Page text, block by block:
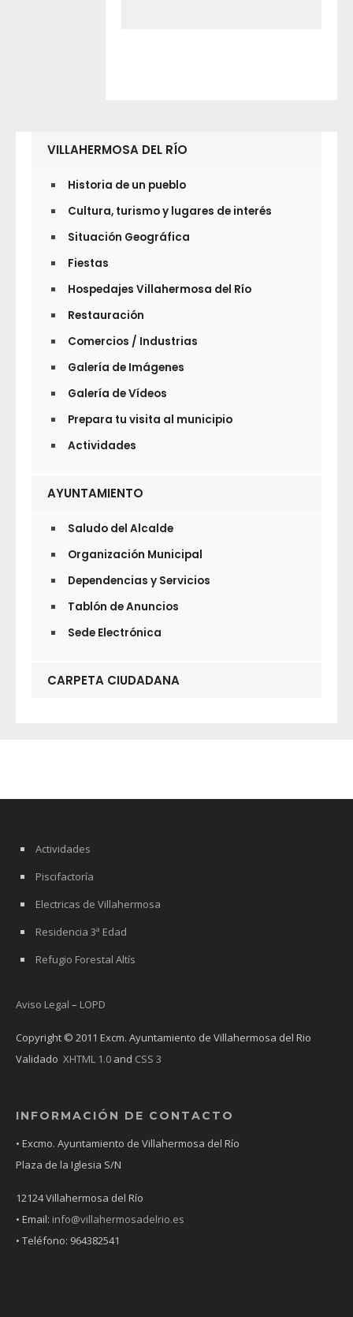
VILLAHERMOSA DEL RÍO
Historia de un pueblo
Cultura, turismo y lugares de interés
Situación Geográfica
Fiestas
Hospedajes Villahermosa del Río
Restauración
Comercios / Industrias
Galería de Imágenes
Galería de Vídeos
Prepara tu visita al municipio
Actividades
AYUNTAMIENTO
Saludo del Alcalde
Organización Municipal
Dependencias y Servicios
Tablón de Anuncios
Sede Electrónica
CARPETA CIUDADANA
Actividades
Piscifactoría
Electricas de Villahermosa
Residencia 3ª Edad
Refugio Forestal Altís
Aviso Legal – LOPD
Copyright © 2011 Excm. Ayuntamiento de Villahermosa del Rio
Validado XHTML 1.0 and CSS 3
INFORMACIÓN DE CONTACTO
• Excmo. Ayuntamiento de Villahermosa del Río
Plaza de la Iglesia S/N
12124 Villahermosa del Río
• Email: info@villahermosadelrio.es
• Teléfono: 964382541